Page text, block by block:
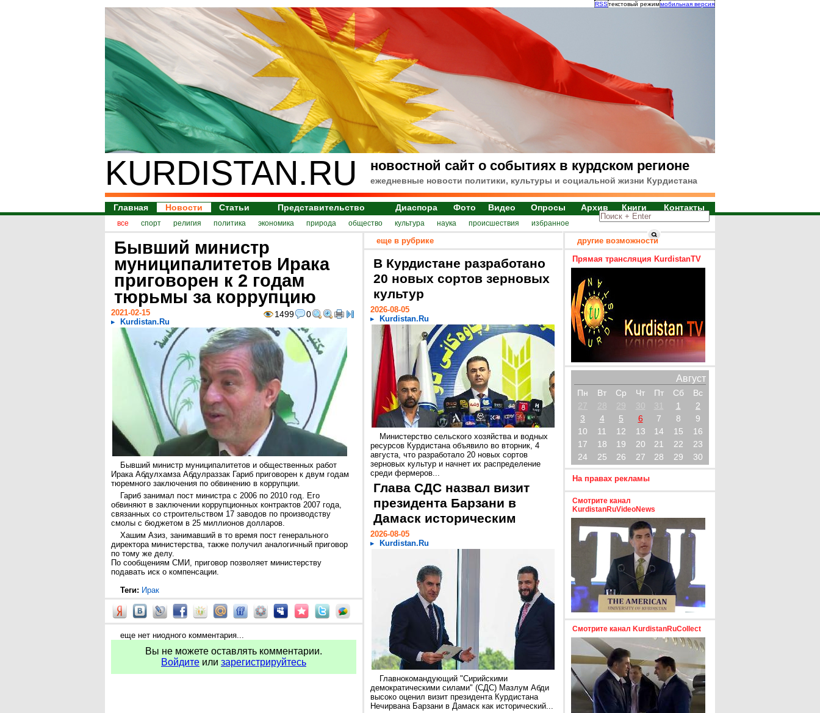
RSSтекстовый режиммобильная версия
KURDISTAN.RU новостной сайт о событиях в курдском регионе
ежедневные новости политики, культуры и социальной жизни Курдистана
Главная Новости Статьи Представительство Диаспора Фото Видео Опросы Архив Книги Контакты
все спорт религия политика экономика природа общество культура наука происшествия избранное
Бывший министр
муниципалитетов Ирака
приговорен к 2 годам
тюрьмы за коррупцию
1499 0
2021-02-15
Kurdistan.Ru
Бывший министр муниципалитетов и общественных работ
Ирака Абдулхамза Абдулраззак Гариб приговорен к двум годам
тюремного заключения по обвинению в коррупции.
Гариб занимал пост министра с 2006 по 2010 год. Его
обвиняют в заключении коррупционных контрактов 2007 года,
связанных со строительством 17 заводов по производству
смолы с бюджетом в 25 миллионов долларов.
Хашим Азиз, занимавший в то время пост генерального
директора министерства, также получил аналогичный приговор
по тому же делу.
По сообщениям СМИ, приговор позволяет министерству
подавать иск о компенсации.
Теги: Ирак
еще нет ниодного комментария...
Вы не можете оставлять комментарии.
Войдите или зарегистрируйтесь
еще в рубрике
В Курдистане разработано
20 новых сортов зерновых
культур
2026-08-05
Kurdistan.Ru
Министерство сельского хозяйства и водных
ресурсов Курдистана объявило во вторник, 4
августа, что разработало 20 новых сортов
зерновых культур и начнет их распределение
среди фермеров...
Глава СДС назвал визит
президента Барзани в
Дамаск историческим
2026-08-05
Kurdistan.Ru
Главнокомандующий "Сирийскими
демократическими силами" (СДС) Мазлум Абди
высоко оценил визит президента Курдистана
Нечирвана Барзани в Дамаск как исторический...
другие возможности
Прямая трансляция KurdistanTV
Август
Пн Вт Ср Чт Пт Сб
Вс
27
28 29 30 31 1
2
3
4 5 6 7 8
9
10
11 12 13 14 15
16
17
18 19 20 21 22
23
24
25 26 27 28 29 30
На правах рекламы
Смотрите канал
KurdistanRuVideoNews
Смотрите канал KurdistanRuCollect